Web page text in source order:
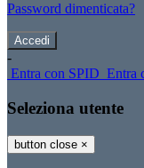
Password dimenticata?
-
Entra con SPID Entra
Seleziona utente
button close ×